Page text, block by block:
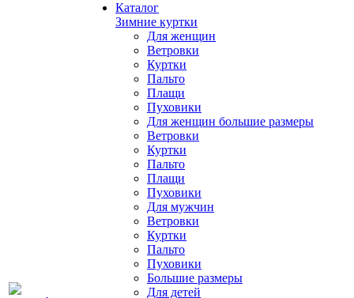
Каталог
Зимние куртки
Для женщин
Ветровки
Куртки
Пальто
Плащи
Пуховики
Для женщин большие размеры
Ветровки
Куртки
Пальто
Плащи
Пуховики
Для мужчин
Ветровки
Куртки
Пальто
Пуховики
Большие размеры
Для детей